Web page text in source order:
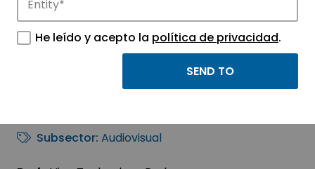
LUZLUX SL
Subsector: Audiovisual
He leído y acepto la política de privacidad.